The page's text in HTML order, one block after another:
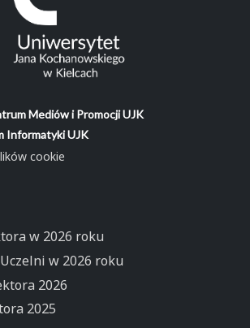
Mediów i Promocji UJK
Informatyki UJK
cookie
w 2026 roku
w 2026 roku
2026
2025